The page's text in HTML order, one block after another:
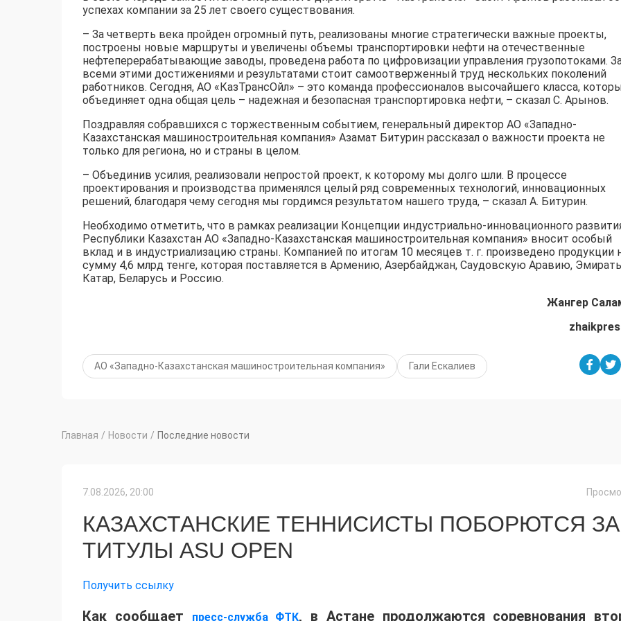
успехах компании за 25 лет своего существования.
– За четверть века пройден огромный путь, реализованы многие стратегически важные проекты,
построены новые маршруты и увеличены объемы транспортировки нефти на отечественные
нефтеперерабатывающие заводы, проведена работа по цифровизации управления грузопотоками.
всеми этими достижениями и результатами стоит самоотверженный труд нескольких поколений
работников. Сегодня, АО «КазТрансОйл» – это команда профессионалов высочайшего класса,
объединяет одна общая цель – надежная и безопасная транспортировка нефти, – сказал С. Арынов.
Поздравляя собравшихся с торжественным событием, генеральный директор АО «Западно-
Казахстанская машиностроительная компания» Азамат Битурин рассказал о важности проекта не
только для региона, но и страны в целом.
– Объединив усилия, реализовали непростой проект, к которому мы долго шли. В процессе
проектирования и производства применялся целый ряд современных технологий, инновационных
решений, благодаря чему сегодня мы гордимся результатом нашего труда, – сказал А. Битурин.
Необходимо отметить, что в рамках реализации Концепции индустриально-инновационного
Республики Казахстан АО «Западно-Казахстанская машиностроительная компания» вносит особый
вклад и в индустриализацию страны. Компанией по итогам 10 месяцев т. г. произведено продукции
сумму 4,6 млрд тенге, которая поставляется в Армению, Азербайджан, Саудовскую Аравию,
Катар, Беларусь и Россию.
Жангер
АО «Западно-Казахстанская машиностроительная компания» Гали Ескалиев
Главная / Новости / Последние новости
7.08.2026, 20:00
КАЗАХСТАНСКИЕ ТЕННИСИСТЫ ПОБОРЮТСЯ ЗА
ТИТУЛЫ ASU OPEN
Получить ссылку
Как сообщает пресс-служба ФТК, в Астане продолжаются соревнования